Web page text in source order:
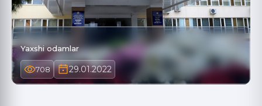
Yaxshi odamlar
708 29.01.2022